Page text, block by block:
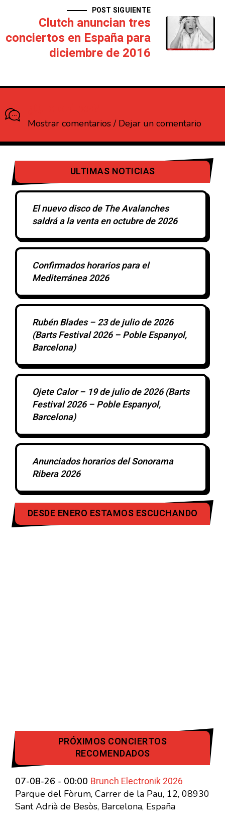
POST SIGUIENTE
Clutch anuncian tres
conciertos en España para
diciembre de 2016
Mostrar comentarios / Dejar un comentario
ULTIMAS NOTICIAS
El nuevo disco de The Avalanches
saldrá a la venta en octubre de 2026
Confirmados horarios para el
Mediterránea 2026
Rubén Blades – 23 de julio de 2026
(Barts Festival 2026 – Poble Espanyol,
Barcelona)
Ojete Calor – 19 de julio de 2026 (Barts
Festival 2026 – Poble Espanyol,
Barcelona)
Anunciados horarios del Sonorama
Ribera 2026
DESDE ENERO ESTAMOS ESCUCHANDO
PRÓXIMOS CONCIERTOS
RECOMENDADOS
07-08-26 - 00:00 Brunch Electronik 2026
Parque del Fòrum, Carrer de la Pau, 12, 08930
Sant Adrià de Besòs, Barcelona, España